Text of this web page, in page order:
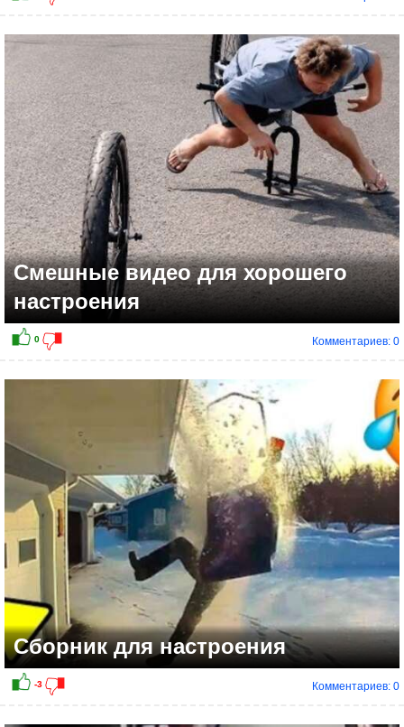
Смешные видео для хорошего
настроения
Комментариев: 0
Сборник для настроения
Комментариев: 0